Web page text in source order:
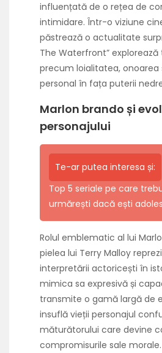
influențată de o rețea de
intimidare. Într-o viziune
păstrează o actualitate
The Waterfront”
precum loialitatea, onoarea
personal în fața puterii
Marlon brando și
personajului
Te-ar putea interesa și:
Top 5 seriale pe care
urmărești dacă ești
Rolul emblematic al lui
pielea lui Terry Malloy
interpretării actoricești în
mimica sa expresivă și
transmite o gamă largă de
insuflă vieții personajul
măturătorului care devine
compromisurile sale